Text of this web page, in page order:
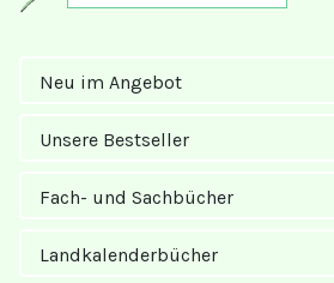
Neu im Angebot
Unsere Bestseller
Fach- und Sachbücher
Landkalender­bücher